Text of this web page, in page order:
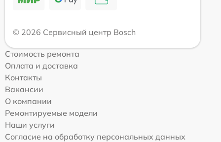
© 2026 Сервисный центр Bosch
Стоимость ремонта
Оплата и доставка
Контакты
Вакансии
О компании
Ремонтируемые модели
Наши услуги
Согласие на обработку персональных данных